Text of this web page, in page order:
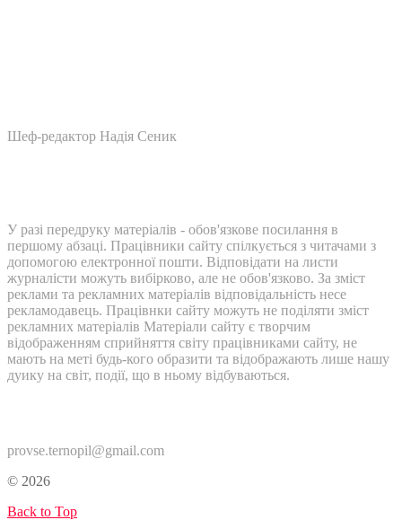
Шеф-редактор Надія Сеник
У разі передруку матеріалів - обов'язкове посилання в
першому абзаці. Працівники сайту спілкується з читачами з
допомогою електронної пошти. Відповідати на листи
журналісти можуть вибірково, але не обов'язково. За зміст
реклами та рекламних матеріалів відповідальність несе
рекламодавець. Працівнки сайту можуть не поділяти зміст
рекламних матеріалів Матеріали сайту є творчим
відображенням сприйняття світу працівниками сайту, не
мають на меті будь-кого образити та відображають лише нашу
дуику на світ, події, що в ньому відбуваються.
provse.ternopil@gmail.com
© 2026
Back to Top